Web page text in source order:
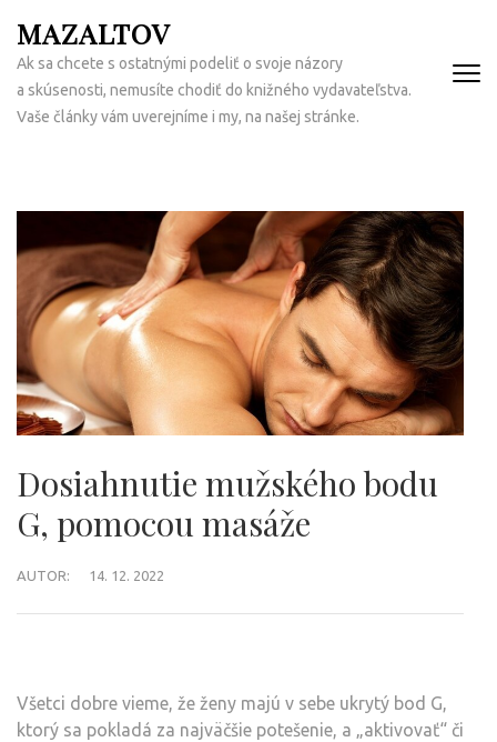
na
obsah
(Enter)
MAZALTOV
Ak sa chcete s ostatnými podeliť o svoje názory
a skúsenosti, nemusíte chodiť do knižného vydavateľstva.
Vaše články vám uverejníme i my, na našej stránke.
Dosiahnutie mužského bodu
G, pomocou masáže
AUTOR: 14. 12. 2022
Všetci dobre vieme, že ženy majú v sebe ukrytý bod G,
ktorý sa pokladá za najväčšie potešenie, a „aktivovať“ či